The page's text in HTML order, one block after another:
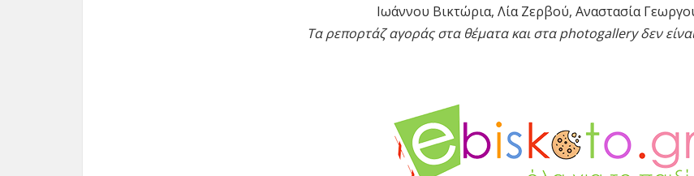
Ιωάννου Βικτώρια, Λία Ζερβού, Αναστασία
Tα ρεπορτάζ αγοράς στα θέματα και στα photogallery δεν